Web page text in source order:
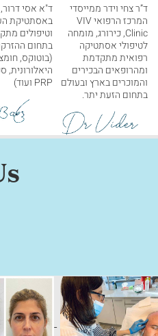
ד”ר צחי וידר ממייסדי
המרכז הרפואי VIV
Clinic, כירורג, מומחה
לטיפולי אסתטיקה
רפואית מתקדמת
ומהרופאים הבכירים
והמוכרים בארץ ובעולם
בתחום הזעת יתר.
ד"א אסי
באסתטיקת
וטיפולים
בתחום
(בוטוקס,
היאלורונית,
PRP ועוד)